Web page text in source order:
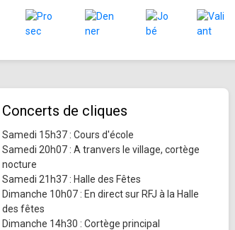
Concerts de cliques
Samedi 15h37 : Cours d'école
Samedi 20h07 : A tranvers le village, cortège
nocture
Samedi 21h37 : Halle des Fêtes
Dimanche 10h07 : En direct sur RFJ à la Halle
des fêtes
Dimanche 14h30 : Cortège principal